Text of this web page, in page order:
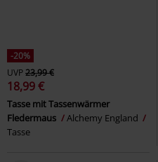
-20%
UVP23,99 €
18,99 €
Tasse mit Tassenwärmer
Fledermaus
Alchemy England
Tasse